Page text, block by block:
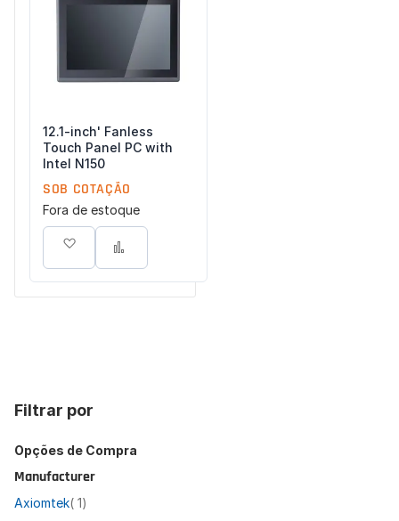
12.1-inch' Fanless
Touch Panel PC with
Intel N150
SOB COTAÇÃO
Fora de estoque
Adicionar para Comparar
Filtrar por
Opções de Compra
Manufacturer
Axiomtek 1artigo
Concordo com a